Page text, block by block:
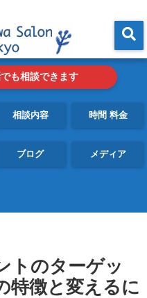
も相談できます
相談内容 時間 料金
ブログ メディア
トのターゲッ
特徴と変えるに